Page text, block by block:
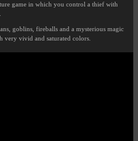
game in which you control a thief with
goblins, fireballs and a mysterious magic
very vivid and saturated colors.